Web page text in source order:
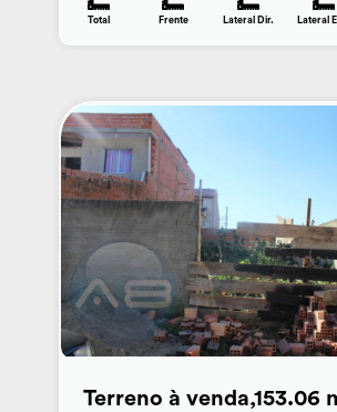
Total Frente Lateral Dir. Lateral
Terreno à venda,153.06